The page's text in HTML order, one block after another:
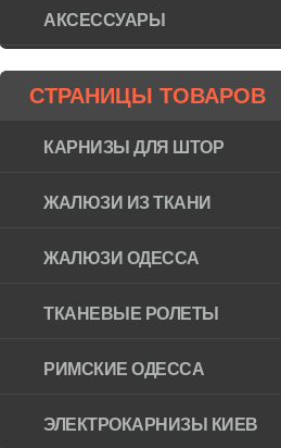
АКСЕССУАРЫ
СТРАНИЦЫ ТОВАРОВ
КАРНИЗЫ ДЛЯ ШТОР
ЖАЛЮЗИ ИЗ ТКАНИ
ЖАЛЮЗИ ОДЕССА
ТКАНЕВЫЕ РОЛЕТЫ
РИМСКИЕ ОДЕССА
ЭЛЕКТРОКАРНИЗЫ КИЕВ